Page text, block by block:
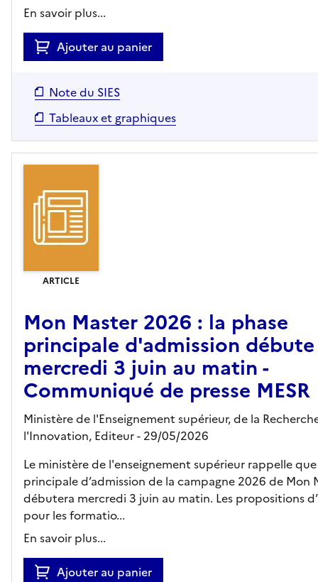
En savoir plus...
Ajouter au panier
Note du SIES
Tableaux et graphiques
ARTICLE
Mon Master 2026 : la phase
principale d'admission débute
mercredi 3 juin au matin -
Communiqué de presse MESR
Ministère de l'Enseignement supérieur, de la
l'Innovation, Editeur- 29/05/2026
Le ministère de l'enseignement supérieur rappelle
principale d’admission de la campagne 2026 de Mon
débutera mercredi 3 juin au matin. Les propositions
pour les formatio...
En savoir plus...
Ajouter au panier